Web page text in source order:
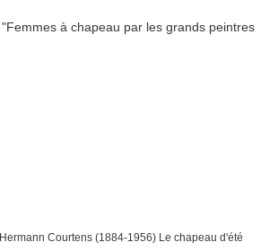
Courtens (1884-1956) Le chapeau d'été